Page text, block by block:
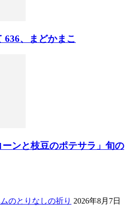
636、まどかまこ
ンと枝豆のポテサラ」旬の
のとりなしの祈り 2026年8月7日